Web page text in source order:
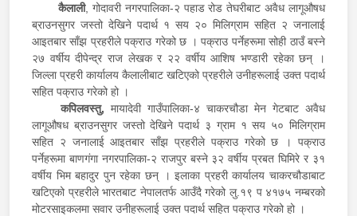
कैलाली, गोदावरी नगरपालिका-२ पहाड रोड तेघरीबाट अवैध लागूऔषध
ब्राउनसुगर जस्तो देखिने पदार्थ १ सय २० मिलिग्राम सहित २ जनालाई
आइतबार साँझ प्रहरीले पक्राउ गरेको छ । पक्राउ पर्नेहरूमा सोही ठाउँ बस्ने
२७ वर्षीय दीपेन्द्र राज लेखक र २२ वर्षीय आशिष भण्डारी रहेका छन् ।
जिल्ला प्रहरी कार्यालय कैलालीबाट खटिएको प्रहरीले उनीहरूलाई उक्त पदार्थ
सहित पक्राउ गरेको हो ।
कपिलवस्तु, मायादेवी गाउँपालिका-४ चाकरचौडा मेन गेटबाट अवैध
लागूऔषध ब्राउनसुगर जस्तो देखिने पदार्थ ३ ग्राम १ सय ५० मिलिग्राम
सहित २ जनालाई आइतबार साँझ प्रहरीले पक्राउ गरेको छ । पक्राउ
पर्नेहरूमा बाणगंगा नगरपालिका-२ राजपुर बस्ने ३२ वर्षीय प्रबत घिमिरे र ३१
वर्षीय भिम बहादुर पुन रहेका छन् । इलाका प्रहरी कार्यालय चाकरचौडाबाट
खटिएको प्रहरीले भारतबाट नेपालतर्फ आउँदै गरेको लु.१९ प ४१७५ नम्बरको
मोटरसाइकलमा सवार उनीहरूलाई उक्त पदार्थ सहित पक्राउ गरेको हो ।